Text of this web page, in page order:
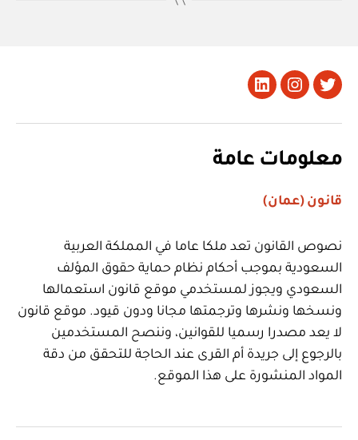
تويتر Instagram
LinkedIn
معلومات عامة
قانون (عمان)
نصوص القانون تعد ملكا عاما في المملكة العربية
السعودية بموجب أحكام نظام حماية حقوق المؤلف
السعودي ويجوز لمستخدمي موقع قانون استعمالها
ونسخها ونشرها وترجمتها مجانا ودون قيود. موقع قانون
لا يعد مصدرا رسميا للقوانين، وننصح المستخدمين
بالرجوع إلى جريدة أم القرى عند الحاجة للتحقق من دقة
المواد المنشورة على هذا الموقع.